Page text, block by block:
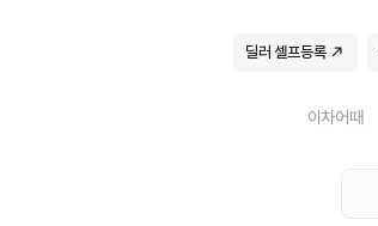
이차어때
딜러 셀프등록